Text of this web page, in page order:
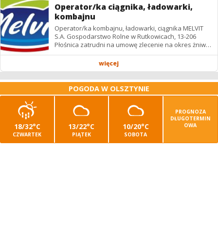
Operator/ka ciągnika, ładowarki,
kombajnu
Operator/ka kombajnu, ładowarki, ciągnika MELVIT
S.A. Gospodarstwo Rolne w Rutkowicach, 13-206
Płośnica zatrudni na umowę zlecenie na okres żniw: -
operatora/kę kombajnu z uprawnieniami -...
więcej
POGODA W OLSZTYNIE
18/32°C
CZWARTEK
13/22°C
PIĄTEK
10/20°C
SOBOTA
PROGNOZA
DŁUGOTERMIN
OWA